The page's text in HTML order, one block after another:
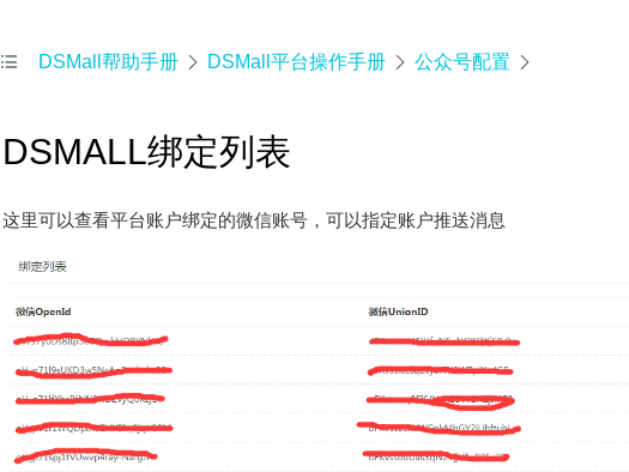
 DSMall帮助手册  DSMall平台操作手册  公众号配置 
DSMALL绑定列表
这里可以查看平台账户绑定的微信账号，可以指定账户推送消息